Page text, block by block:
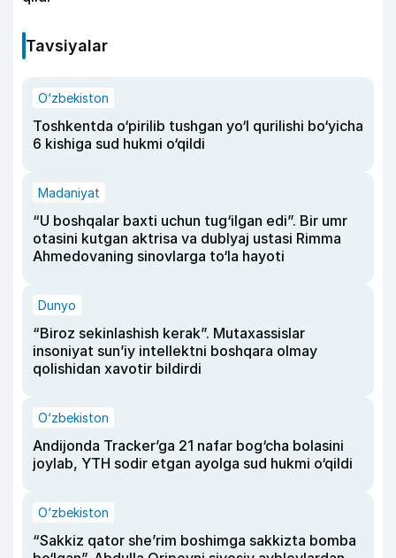
Tavsiyalar
O‘zbekiston
Toshkentda o‘pirilib tushgan yo‘l qurilishi bo‘yicha
6 kishiga sud hukmi o‘qildi
Madaniyat
“U boshqalar baxti uchun tug‘ilgan edi”. Bir umr
otasini kutgan aktrisa va dublyaj ustasi Rimma
Ahmedovaning sinovlarga to‘la hayoti
Dunyo
“Biroz sekinlashish kerak”. Mutaxassislar
insoniyat sun’iy intellektni boshqara olmay
qolishidan xavotir bildirdi
O‘zbekiston
Andijonda Tracker’ga 21 nafar bog‘cha bolasini
joylab, YTH sodir etgan ayolga sud hukmi o‘qildi
O‘zbekiston
“Sakkiz qator she’rim boshimga sakkizta bomba